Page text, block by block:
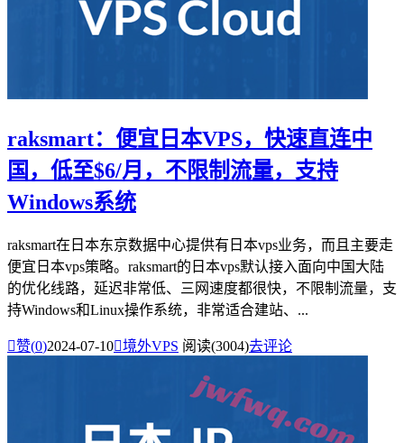
raksmart：便宜日本VPS，快速直连中
国，低至$6/月，不限制流量，支持
Windows系统
raksmart在日本东京数据中心提供有日本vps业务，而且主要走
便宜日本vps策略。raksmart的日本vps默认接入面向中国大陆
的优化线路，延迟非常低、三网速度都很快，不限制流量，支
持Windows和Linux操作系统，非常适合建站、...
赞(0)2024-07-10境外VPS 阅读(3004)去评论